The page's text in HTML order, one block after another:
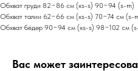
Обхват груди 82−86 см (xs-s) 90−94 (s-m)
Обхват талии 62−66 см (xs-s) 70−74 см (s-
Обхват бёдер 90−94 см (xs-s) 98−102 см
Вас может